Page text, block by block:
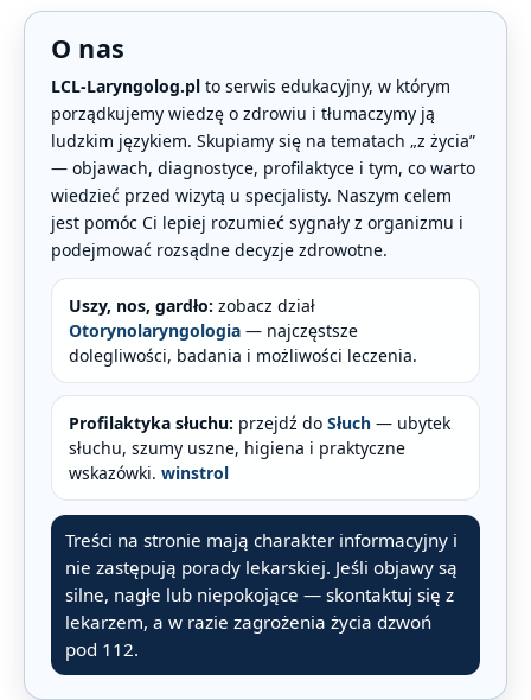
O nas
LCL-Laryngolog.pl to serwis edukacyjny, w którym
porządkujemy wiedzę o zdrowiu i tłumaczymy ją
ludzkim językiem. Skupiamy się na tematach „z życia”
— objawach, diagnostyce, profilaktyce i tym, co warto
wiedzieć przed wizytą u specjalisty. Naszym celem
jest pomóc Ci lepiej rozumieć sygnały z organizmu i
podejmować rozsądne decyzje zdrowotne.
Uszy, nos, gardło: zobacz dział
Otorynolaryngologia — najczęstsze
dolegliwości, badania i możliwości leczenia.
Profilaktyka słuchu: przejdź do Słuch — ubytek
słuchu, szumy uszne, higiena i praktyczne
wskazówki. winstrol
Treści na stronie mają charakter informacyjny i
nie zastępują porady lekarskiej. Jeśli objawy są
silne, nagłe lub niepokojące — skontaktuj się z
lekarzem, a w razie zagrożenia życia dzwoń
pod 112.